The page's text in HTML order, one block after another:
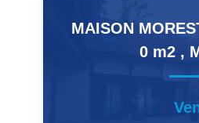
MAISON
0 m2 ,